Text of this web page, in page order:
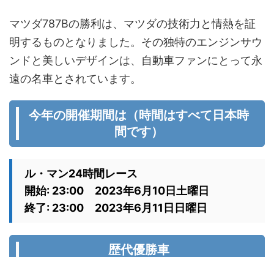
マツダ787Bの勝利は、マツダの技術力と情熱を証
明するものとなりました。その独特のエンジンサウ
ンドと美しいデザインは、自動車ファンにとって永
遠の名車とされています。
今年の開催期間は（時間はすべて日本時
間です）
ル・マン24時間レース
開始: 23:00 2023年6月10日土曜日
終了: 23:00 2023年6月11日日曜日
歴代優勝車